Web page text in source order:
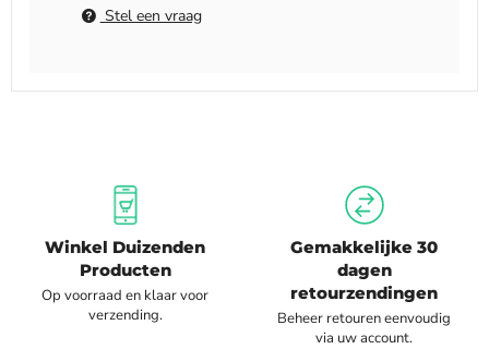
Stel een vraag
Winkel Duizenden
Producten
Op voorraad en klaar voor
verzending.
Gemakkelijke 30
dagen
retourzendingen
Beheer retouren eenvoudig
via uw account.